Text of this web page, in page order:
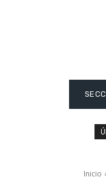
Inicio